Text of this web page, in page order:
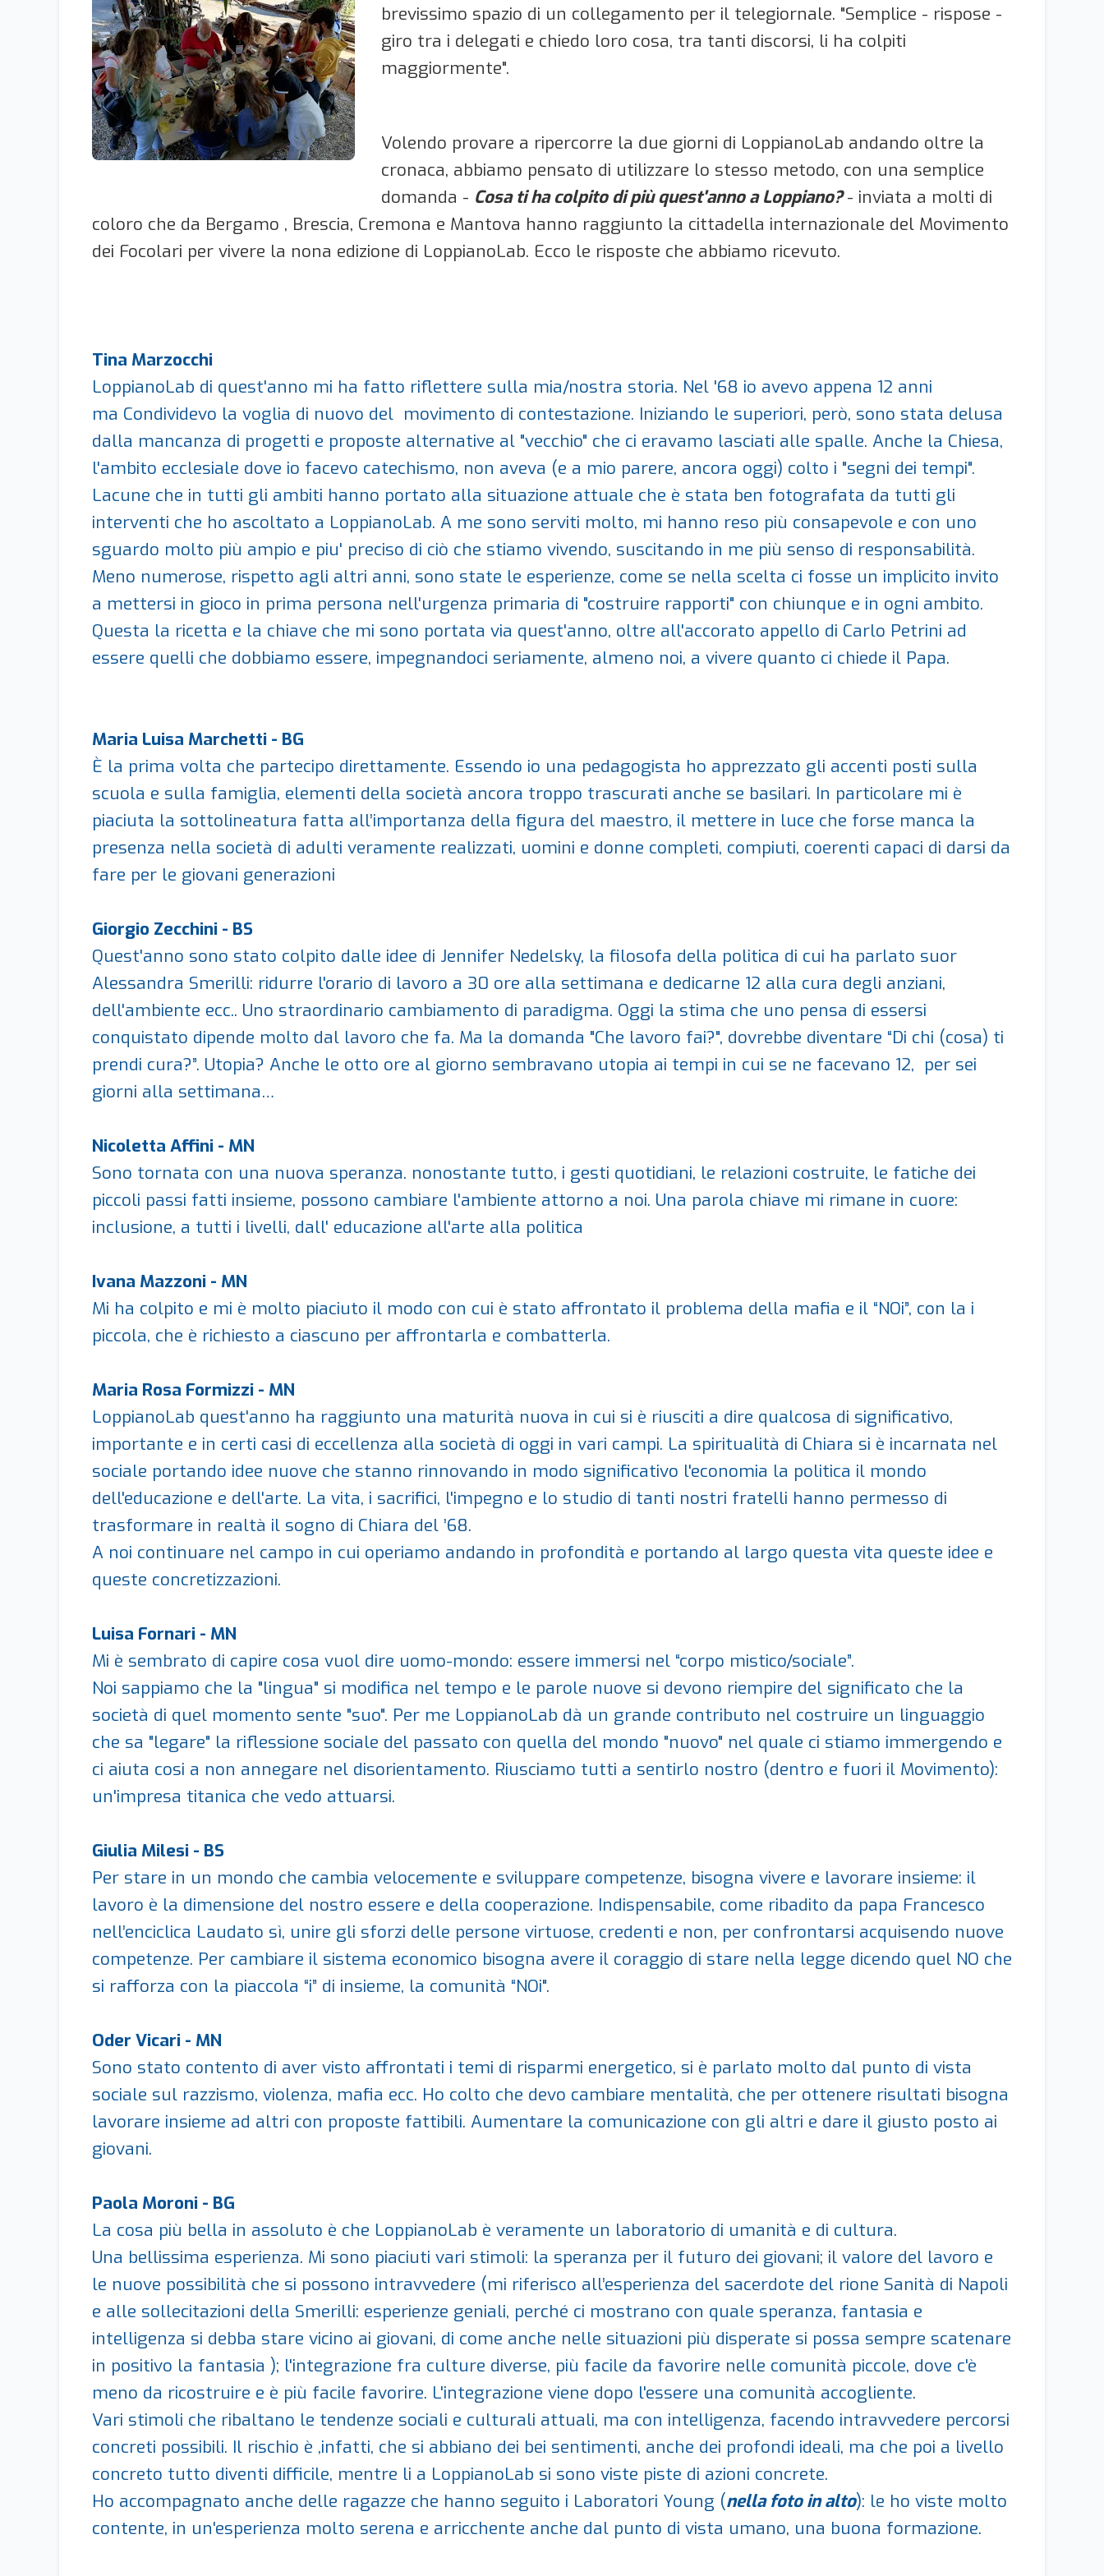
brevissimo spazio di un collegamento per il telegiornale. "Semplice - rispose -
giro tra i delegati e chiedo loro cosa, tra tanti discorsi, li ha colpiti
maggiormente".
Volendo provare a ripercorre la due giorni di LoppianoLab andando oltre la
cronaca, abbiamo pensato di utilizzare lo stesso metodo, con una semplice
domanda - Cosa ti ha colpito di più quest'anno a Loppiano?- inviata a molti di
coloro che da Bergamo , Brescia, Cremona e Mantova hanno raggiunto la cittadella internazionale del Movimento
dei Focolari per vivere la nona edizione di LoppianoLab. Ecco le risposte che abbiamo ricevuto.
Tina Marzocchi
LoppianoLab di quest'anno mi ha fatto riflettere sulla mia/nostra storia. Nel '68 io avevo appena 12 anni
ma Condividevo la voglia di nuovo del movimento di contestazione. Iniziando le superiori, però, sono stata delusa
dalla mancanza di progetti e proposte alternative al "vecchio" che ci eravamo lasciati alle spalle. Anche la Chiesa,
l'ambito ecclesiale dove io facevo catechismo, non aveva (e a mio parere, ancora oggi) colto i "segni dei tempi".
Lacune che in tutti gli ambiti hanno portato alla situazione attuale che è stata ben fotografata da tutti gli
interventi che ho ascoltato a LoppianoLab. A me sono serviti molto, mi hanno reso più consapevole e con uno
sguardo molto più ampio e piu' preciso di ciò che stiamo vivendo, suscitando in me più senso di responsabilità.
Meno numerose, rispetto agli altri anni, sono state le esperienze, come se nella scelta ci fosse un implicito invito
a mettersi in gioco in prima persona nell'urgenza primaria di "costruire rapporti" con chiunque e in ogni ambito.
Questa la ricetta e la chiave che mi sono portata via quest'anno, oltre all'accorato appello di Carlo Petrini ad
essere quelli che dobbiamo essere, impegnandoci seriamente, almeno noi, a vivere quanto ci chiede il Papa.
Maria Luisa Marchetti - BG
È la prima volta che partecipo direttamente. Essendo io una pedagogista ho apprezzato gli accenti posti sulla
scuola e sulla famiglia, elementi della società ancora troppo trascurati anche se basilari. In particolare mi è
piaciuta la sottolineatura fatta all’importanza della figura del maestro, il mettere in luce che forse manca la
presenza nella società di adulti veramente realizzati, uomini e donne completi, compiuti, coerenti capaci di darsi da
fare per le giovani generazioni
Giorgio Zecchini - BS
Quest'anno sono stato colpito dalle idee di Jennifer Nedelsky, la filosofa della politica di cui ha parlato suor
Alessandra Smerilli: ridurre l'orario di lavoro a 30 ore alla settimana e dedicarne 12 alla cura degli anziani,
dell'ambiente ecc.. Uno straordinario cambiamento di paradigma. Oggi la stima che uno pensa di essersi
conquistato dipende molto dal lavoro che fa. Ma la domanda "Che lavoro fai?", dovrebbe diventare “Di chi (cosa) ti
prendi cura?”. Utopia? Anche le otto ore al giorno sembravano utopia ai tempi in cui se ne facevano 12, per sei
giorni alla settimana…
Nicoletta Affini - MN
Sono tornata con una nuova speranza. nonostante tutto, i gesti quotidiani, le relazioni costruite, le fatiche dei
piccoli passi fatti insieme, possono cambiare l'ambiente attorno a noi. Una parola chiave mi rimane in cuore:
inclusione, a tutti i livelli, dall' educazione all'arte alla politica
Ivana Mazzoni - MN
Mi ha colpito e mi è molto piaciuto il modo con cui è stato affrontato il problema della mafia e il “NOi”, con la i
piccola, che è richiesto a ciascuno per affrontarla e combatterla.
Maria Rosa Formizzi - MN
LoppianoLab quest'anno ha raggiunto una maturità nuova in cui si è riusciti a dire qualcosa di significativo,
importante e in certi casi di eccellenza alla società di oggi in vari campi. La spiritualità di Chiara si è incarnata nel
sociale portando idee nuove che stanno rinnovando in modo significativo l'economia la politica il mondo
dell'educazione e dell'arte. La vita, i sacrifici, l'impegno e lo studio di tanti nostri fratelli hanno permesso di
trasformare in realtà il sogno di Chiara del ’68.
A noi continuare nel campo in cui operiamo andando in profondità e portando al largo questa vita queste idee e
queste concretizzazioni.
Luisa Fornari - MN
Mi è sembrato di capire cosa vuol dire uomo-mondo: essere immersi nel “corpo mistico/sociale”.
Noi sappiamo che la "lingua" si modifica nel tempo e le parole nuove si devono riempire del significato che la
società di quel momento sente "suo". Per me LoppianoLab dà un grande contributo nel costruire un linguaggio
che sa "legare" la riflessione sociale del passato con quella del mondo "nuovo" nel quale ci stiamo immergendo e
ci aiuta cosi a non annegare nel disorientamento. Riusciamo tutti a sentirlo nostro (dentro e fuori il Movimento):
un'impresa titanica che vedo attuarsi.
Giulia Milesi - BS
Per stare in un mondo che cambia velocemente e sviluppare competenze, bisogna vivere e lavorare insieme: il
lavoro è la dimensione del nostro essere e della cooperazione. Indispensabile, come ribadito da papa Francesco
nell’enciclica Laudato sì, unire gli sforzi delle persone virtuose, credenti e non, per confrontarsi acquisendo nuove
competenze. Per cambiare il sistema economico bisogna avere il coraggio di stare nella legge dicendo quel NO che
si rafforza con la piaccola “i” di insieme, la comunità “NOi".
Oder Vicari - MN
Sono stato contento di aver visto affrontati i temi di risparmi energetico, si è parlato molto dal punto di vista
sociale sul razzismo, violenza, mafia ecc. Ho colto che devo cambiare mentalità, che per ottenere risultati bisogna
lavorare insieme ad altri con proposte fattibili. Aumentare la comunicazione con gli altri e dare il giusto posto ai
giovani.
Paola Moroni - BG
La cosa più bella in assoluto è che LoppianoLab è veramente un laboratorio di umanità e di cultura.
Una bellissima esperienza. Mi sono piaciuti vari stimoli: la speranza per il futuro dei giovani; il valore del lavoro e
le nuove possibilità che si possono intravvedere (mi riferisco all’esperienza del sacerdote del rione Sanità di Napoli
e alle sollecitazioni della Smerilli: esperienze geniali, perché ci mostrano con quale speranza, fantasia e
intelligenza si debba stare vicino ai giovani, di come anche nelle situazioni più disperate si possa sempre scatenare
in positivo la fantasia ); l'integrazione fra culture diverse, più facile da favorire nelle comunità piccole, dove c'è
meno da ricostruire e è più facile favorire. L'integrazione viene dopo l'essere una comunità accogliente.
Vari stimoli che ribaltano le tendenze sociali e culturali attuali, ma con intelligenza, facendo intravvedere percorsi
concreti possibili. Il rischio è ,infatti, che si abbiano dei bei sentimenti, anche dei profondi ideali, ma che poi a livello
concreto tutto diventi difficile, mentre li a LoppianoLab si sono viste piste di azioni concrete.
Ho accompagnato anche delle ragazze che hanno seguito i Laboratori Young (nella foto in alto): le ho viste molto
contente, in un'esperienza molto serena e arricchente anche dal punto di vista umano, una buona formazione.